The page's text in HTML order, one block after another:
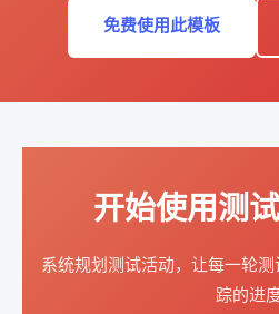
免费使用此模板
开始使用测
系统规划测试活动，让每一轮
踪的进